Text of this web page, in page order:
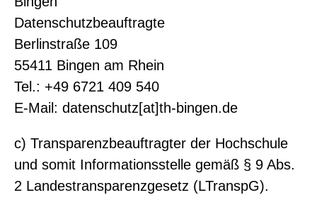
Datenschutzbeauftragte
Berlinstraße 109
55411 Bingen am Rhein
Tel.: +49 6721 409 540
E-Mail: datenschutz[at]th-bingen.de
c) Transparenzbeauftragter der Hochschule
und somit Informationsstelle gemäß § 9 Abs.
2 Landestransparenzgesetz (LTranspG).